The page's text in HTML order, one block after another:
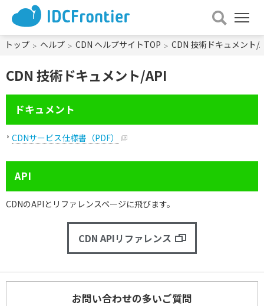
メ
ニュー
開
トップ ヘルプ CDN ヘルプサイトTOP CDN 技術ドキュメント/
CDN 技術ドキュメント/API
ドキュメント
CDNサービス仕様書（PDF）
API
CDNのAPIとリファレンスページに飛びます。
CDN APIリファレンス
お問い合わせの多いご質問